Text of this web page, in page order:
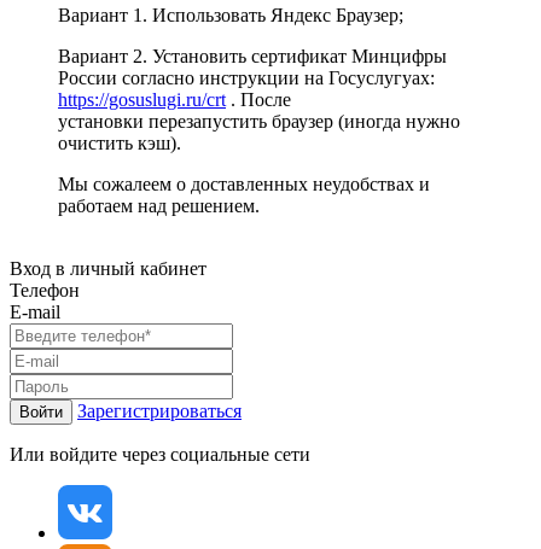
Вариант 1. Использовать Яндекс Браузер;
Вариант 2. Установить сертификат Минцифры
России согласно инструкции на Госуслугуах:
https://gosuslugi.ru/crt . После
установки перезапустить браузер (иногда нужно
очистить кэш).
Мы сожалеем о доставленных неудобствах и
работаем над решением.
Вход в личный кабинет
Телефон
E-mail
Войти Зарегистрироваться
Или войдите через социальные сети